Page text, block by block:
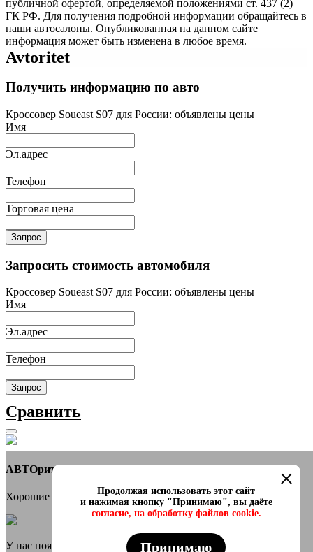
публичной офертой, определяемой положениями ст. 437 (2)
ГК РФ. Для получения подробной информации обращайтесь в
наши автосалоны. Опубликованная на данном сайте
информация может быть изменена в любое время.
Avtoritet
Получить информацию по авто
Кроссовер Soueast S07 для России: объявлены цены
Имя
Эл.адрес
Телефон
Торговая цена
Запрос
Запросить стоимость автомобиля
Кроссовер Soueast S07 для России: объявлены цены
Имя
Эл.адрес
Телефон
Запрос
Сравнить
АВТОритет Автосалон
Хорошие новости
У нас появился онлайн каталог в телеграмм Самые свежие и
Продолжая использовать этот сайт
и нажимая кнопку "Принимаю", вы даёте
согласие, на обработку файлов cookie.
Принимаю